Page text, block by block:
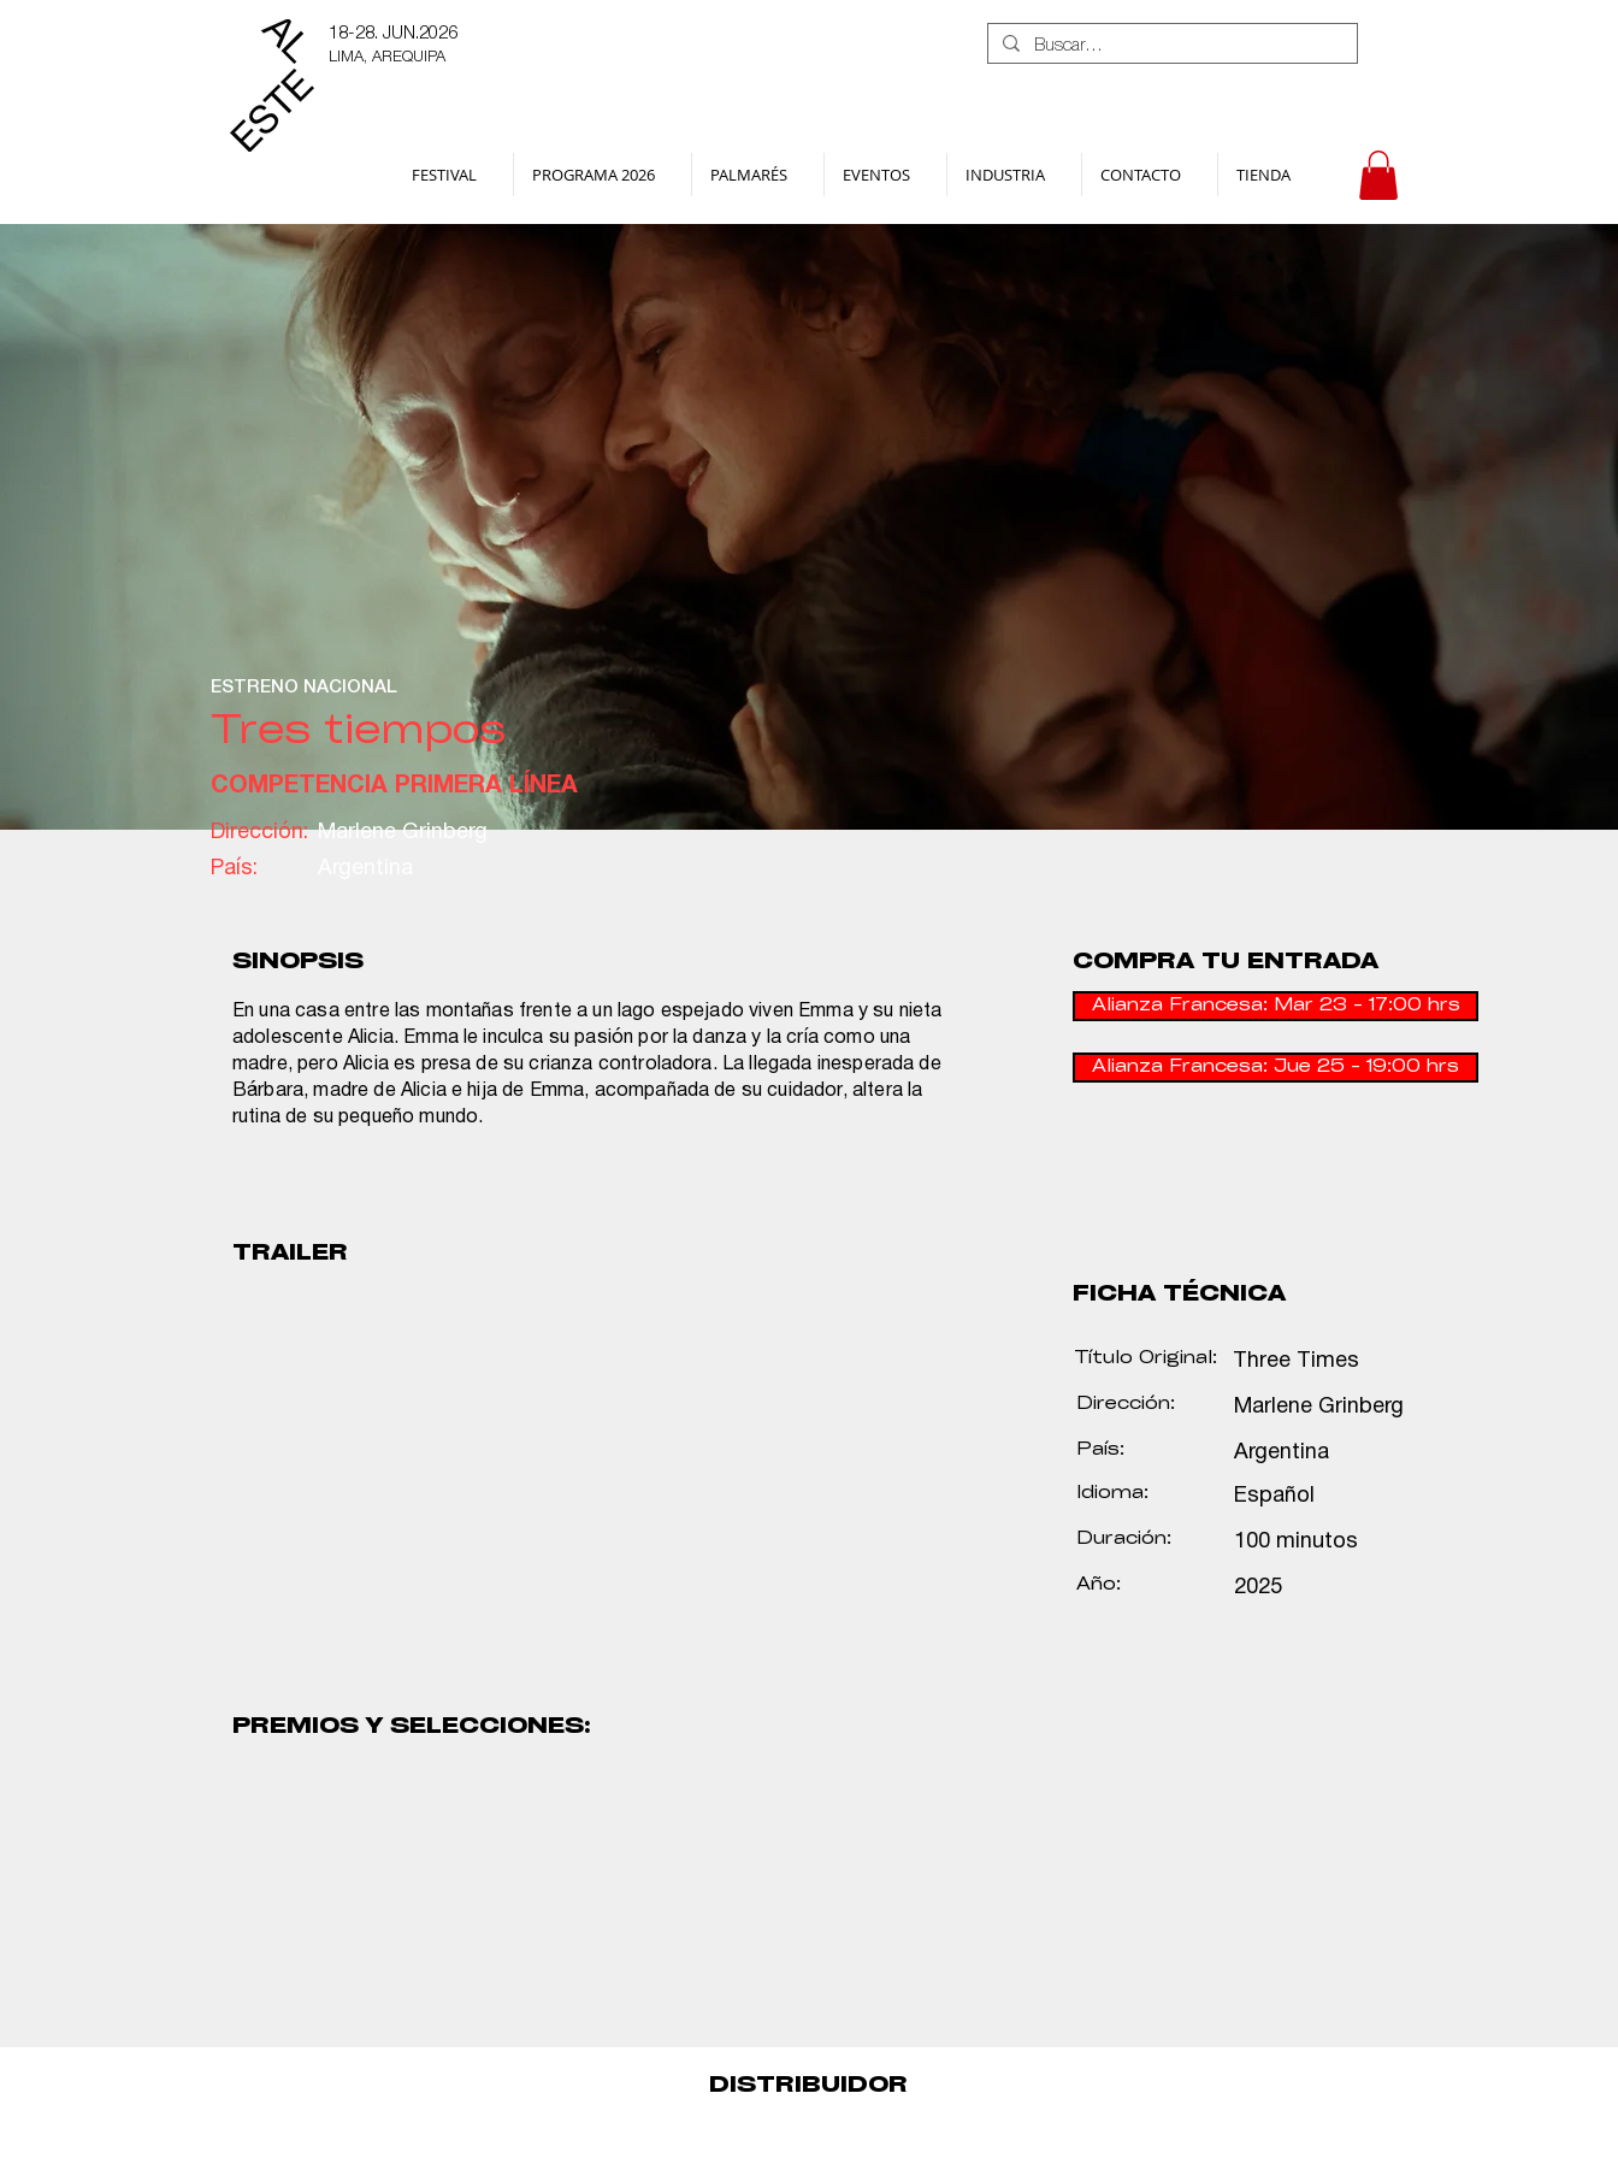
18-28. JUN.2026
LIMA, AREQUIPA
FESTIVAL PROGRAMA 2026 PALMARÉS EVENTOS INDUSTRIA CONTACTO TIENDA
ESTRENO NACIONAL
Tres tiempos
COMPETENCIA PRIMERA LÍNEA
Dirección: Marlene Grinberg
País:
SINOPSIS
En una casa entre las montañas frente a un lago espejado viven Emma y su nieta
adolescente Alicia. Emma le inculca su pasión por la danza y la cría como una
madre, pero Alicia es presa de su crianza controladora. La llegada inesperada de
Bárbara, madre de Alicia e hija de Emma, acompañada de su cuidador, altera la
rutina de su pequeño mundo.
COMPRA TU ENTRADA
Alianza Francesa: Mar 23 - 17:00 hrs
Alianza Francesa: Jue 25 - 19:00 hrs
TRAILER
FICHA TÉCNICA
Título Original:
Dirección:
País:
Idioma:
Duración:
Año:
Three Times
Marlene Grinberg
Argentina
Español
100 minutos
2025
PREMIOS Y SELECCIONES:
DISTRIBUIDOR